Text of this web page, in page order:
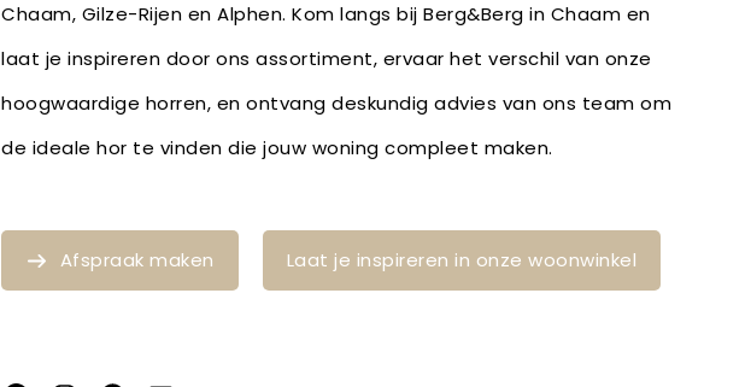
Chaam, Gilze-Rijen en Alphen. Kom langs bij Berg&Berg in Chaam en
laat je inspireren door ons assortiment, ervaar het verschil van onze
hoogwaardige horren, en ontvang deskundig advies van ons team om
de ideale hor te vinden die jouw woning compleet maken.
Afspraak maken Laat je inspireren in onze woonwinkel